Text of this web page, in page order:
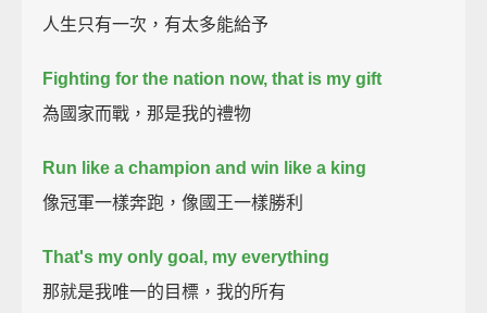
人生只有一次，有太多能給予
Fighting for the nation now, that is my gift
為國家而戰，那是我的禮物
Run like a champion and win like a king
像冠軍一樣奔跑，像國王一樣勝利
That's my only goal, my everything
那就是我唯一的目標，我的所有